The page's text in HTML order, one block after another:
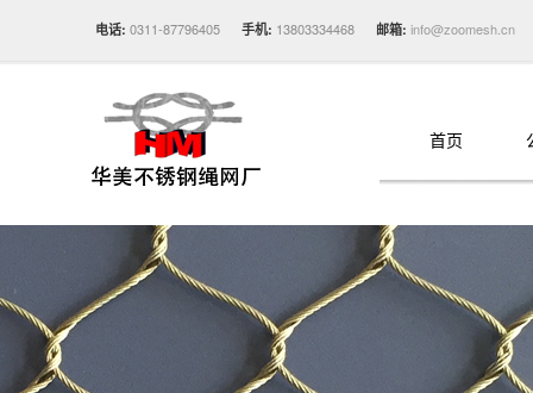
电话: 0311-87796405 手机: 13803334468 邮箱: info@zoomesh.cn
首页